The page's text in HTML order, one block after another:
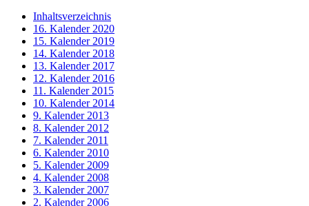
Inhaltsverzeichnis
16. Kalender 2020
15. Kalender 2019
14. Kalender 2018
13. Kalender 2017
12. Kalender 2016
11. Kalender 2015
10. Kalender 2014
9. Kalender 2013
8. Kalender 2012
7. Kalender 2011
6. Kalender 2010
5. Kalender 2009
4. Kalender 2008
3. Kalender 2007
2. Kalender 2006